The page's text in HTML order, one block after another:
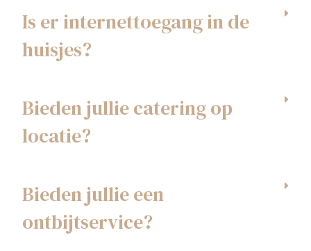
Is er internettoegang in de
huisjes?
Bieden jullie catering op
locatie?
Bieden jullie een
ontbijtservice?